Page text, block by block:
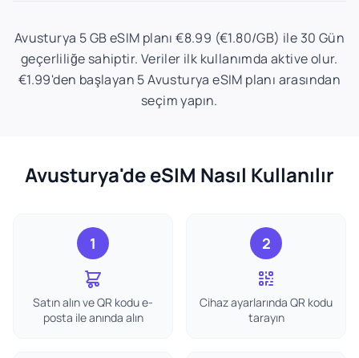
Avusturya 5 GB eSIM planı €8.99 (€1.80/GB) ile 30 Gün
geçerliliğe sahiptir. Veriler ilk kullanımda aktive olur.
€1.99'den başlayan 5 Avusturya eSIM planı arasından
seçim yapın.
Avusturya'de eSIM Nasıl Kullanılır
1
Satın alın ve QR kodu e-
posta ile anında alın
2
Cihaz ayarlarında QR kodu
tarayın